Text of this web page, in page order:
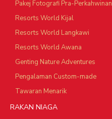
Pakej Fotografi Pra-Perkahwinan
Resorts World Kijal
Resorts World Langkawi
Resorts World Awana
Genting Nature Adventures
Pengalaman Custom-made
Tawaran Menarik
RAKAN NIAGA